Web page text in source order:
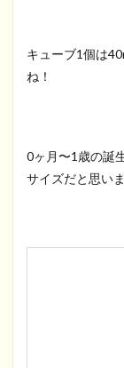
キューブ1個は
ね！
0ヶ月〜1歳の誕
サイズだと思いま